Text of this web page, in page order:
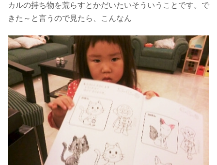
カルの持ち物を荒らすとかだいたいそういうことです。で
きた～と言うので見たら、こんなん